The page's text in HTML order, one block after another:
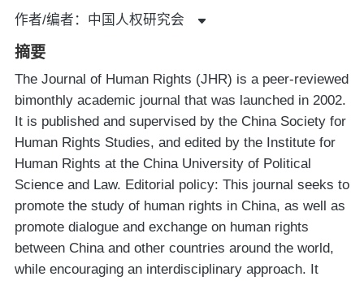
作者/编者：中国人权研究会
摘要
The Journal of Human Rights (JHR) is a peer-reviewed
bimonthly academic journal that was launched in 2002.
It is published and supervised by the China Society for
Human Rights Studies, and edited by the Institute for
Human Rights at the China University of Political
Science and Law. Editorial policy: This journal seeks to
promote the study of human rights in China, as well as
promote dialogue and exchange on human rights
between China and other countries around the world,
while encouraging an interdisciplinary approach. It